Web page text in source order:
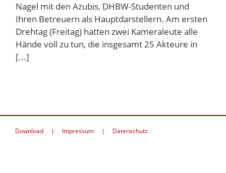
Nagel mit den Azubis, DHBW-Studenten und
Ihren Betreuern als Hauptdarstellern. Am ersten
Drehtag (Freitag) hatten zwei Kameraleute alle
Hände voll zu tun, die insgesamt 25 Akteure in
[...]
Download Impressum Datenschutz